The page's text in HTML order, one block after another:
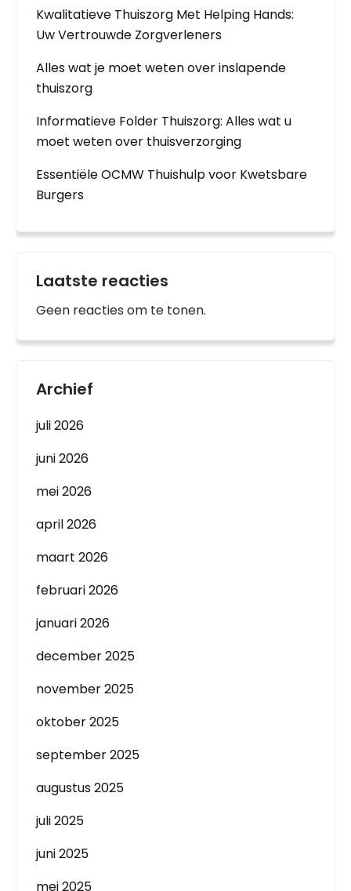
Kwalitatieve Thuiszorg Met Helping Hands:
Uw Vertrouwde Zorgverleners
Alles wat je moet weten over inslapende
thuiszorg
Informatieve Folder Thuiszorg: Alles wat u
moet weten over thuisverzorging
Essentiële OCMW Thuishulp voor Kwetsbare
Burgers
Laatste reacties
Geen reacties om te tonen.
Archief
juli 2026
juni 2026
mei 2026
april 2026
maart 2026
februari 2026
januari 2026
december 2025
november 2025
oktober 2025
september 2025
augustus 2025
juli 2025
juni 2025
mei 2025